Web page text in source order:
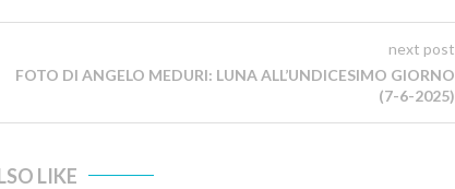
next post
FOTO DI ANGELO MEDURI: LUNA ALL’UNDICESIMO GIORNO
(7-6-2025)
LIKE